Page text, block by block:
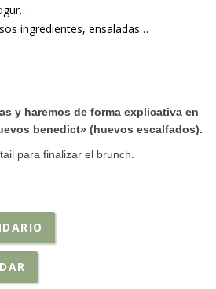
ingredientes, ensaladas…
y haremos de forma explicativa en
benedict» (huevos escalfados).
para finalizar el brunch.